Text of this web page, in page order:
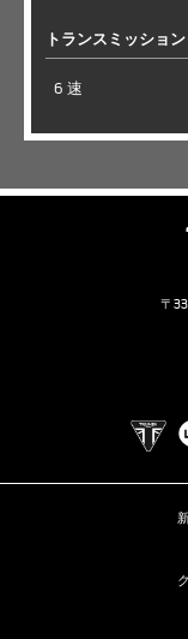
トランスミッション
6 速
〒